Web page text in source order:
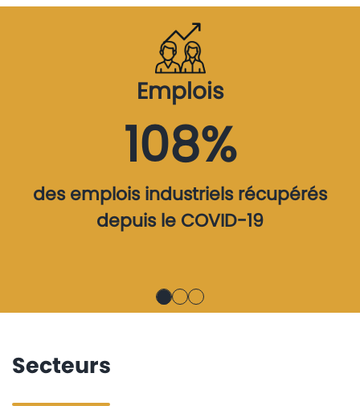
Emplois
108%
des emplois industriels récupérés
depuis le COVID-19
Secteurs